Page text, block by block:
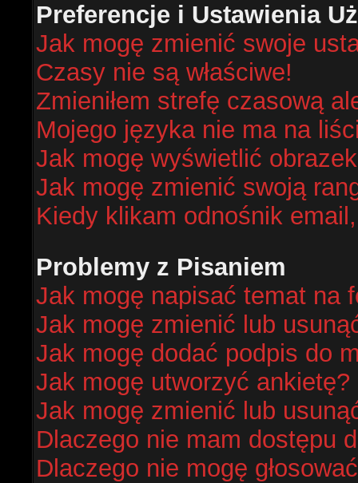
Preferencje i Ustawienia
Jak mogę zmienić swoje
Czasy nie są właściwe!
Zmieniłem strefę czasową
Mojego języka nie ma na
Jak mogę wyświetlić
Jak mogę zmienić swoją
Kiedy klikam odnośnik
Problemy z Pisaniem
Jak mogę napisać temat na
Jak mogę zmienić lub
Jak mogę dodać podpis do
Jak mogę utworzyć ankietę?
Jak mogę zmienić lub
Dlaczego nie mam dostępu
Dlaczego nie mogę